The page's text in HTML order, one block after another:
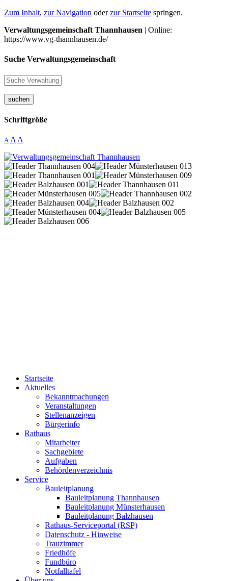
Zum Inhalt, zur Navigation oderzur Startseite springen.
Verwaltungsgemeinschaft Thannhausen | Online:
https://www.vg-thannhausen.de/
Suche Verwaltungsgemeinschaft
suchen
Schriftgröße
A A A
Startseite
Aktuelles
Bekanntmachungen
Veranstaltungen
Stellenanzeigen
Bürgerinfo
Rathaus
Mitarbeiter
Sachgebiete
Aufgaben
Behördenverzeichnis
Service
Bauleitplanung
Bauleitplanung Thannhausen
Bauleitplanung Münsterhausen
Bauleitplanung Balzhausen
Rathaus-Serviceportal (RSP)
Datenschutz - Hinweise
Trauzimmer
Friedhöfe
Fundbüro
Notfalltafel